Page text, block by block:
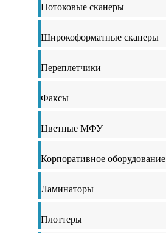
Потоковые сканеры
Широкоформатные сканеры
Переплетчики
Факсы
Цветные МФУ
Корпоративное оборудование
Ламинаторы
Плоттеры